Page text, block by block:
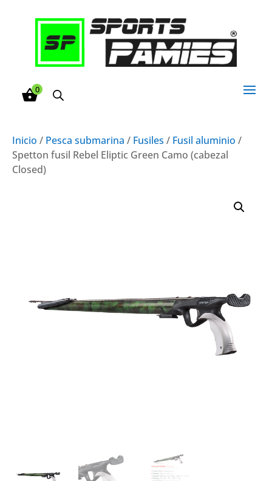
0
Inicio / Pesca submarina / Fusiles / Fusil aluminio /
Spetton fusil Rebel Eliptic Green Camo (cabezal
Closed)